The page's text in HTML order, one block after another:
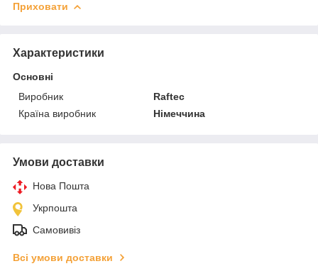
Приховати
Характеристики
Основні
Виробник
Raftec
Країна виробник
Німеччина
Умови доставки
Нова Пошта
Укрпошта
Самовивіз
Всі умови доставки